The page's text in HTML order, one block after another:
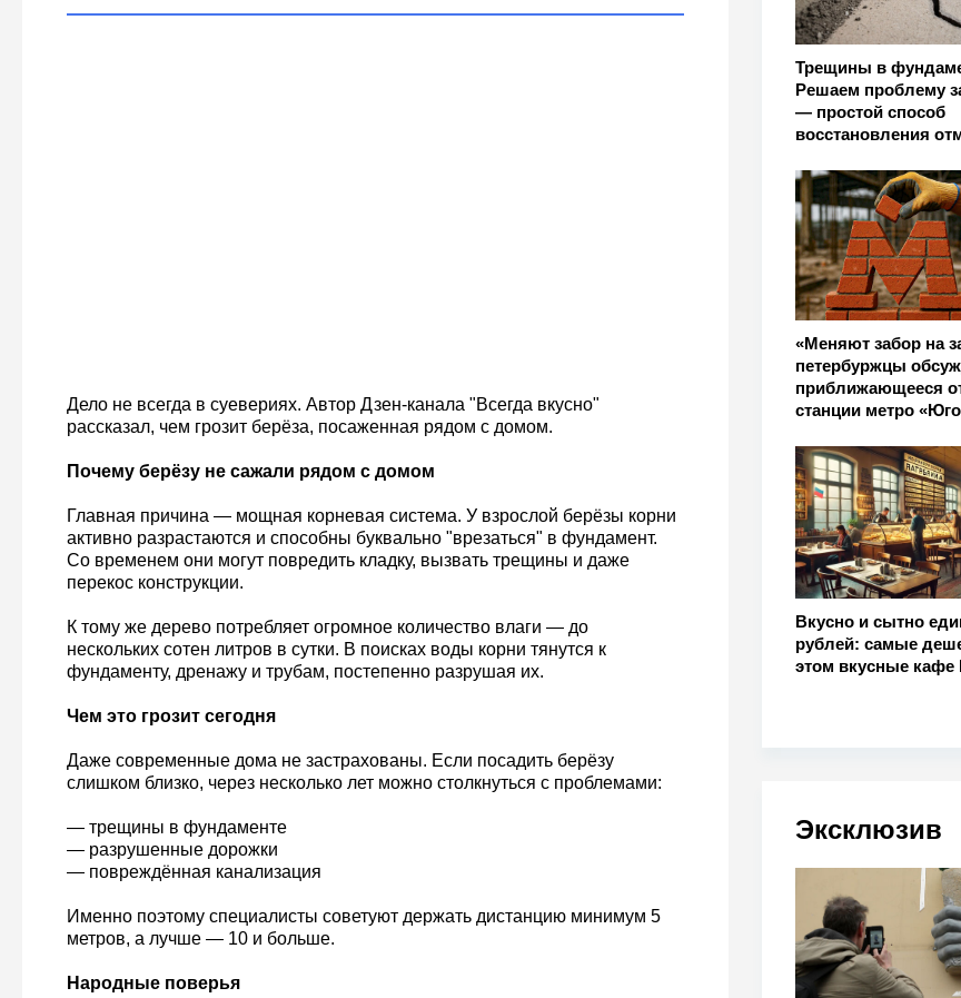
Трещины в
Решаем проблему
— простой способ
восстановления
«Меняют забор на
петербуржцы
приближающееся
станции метро
Вкусно и сытно
рублей: самые
этом вкусные кафе
Эксклюзив
Дело не всегда в суевериях. Автор Дзен-канала "Всегда вкусно"
рассказал, чем грозит берёза, посаженная рядом с домом.
Почему берёзу не сажали рядом с домом
Главная причина — мощная корневая система. У взрослой берёзы корни
активно разрастаются и способны буквально "врезаться" в фундамент.
Со временем они могут повредить кладку, вызвать трещины и даже
перекос конструкции.
К тому же дерево потребляет огромное количество влаги — до
нескольких сотен литров в сутки. В поисках воды корни тянутся к
фундаменту, дренажу и трубам, постепенно разрушая их.
Чем это грозит сегодня
Даже современные дома не застрахованы. Если посадить берёзу
слишком близко, через несколько лет можно столкнуться с проблемами:
— трещины в фундаменте
— разрушенные дорожки
— повреждённая канализация
Именно поэтому специалисты советуют держать дистанцию минимум 5
метров, а лучше — 10 и больше.
Народные поверья